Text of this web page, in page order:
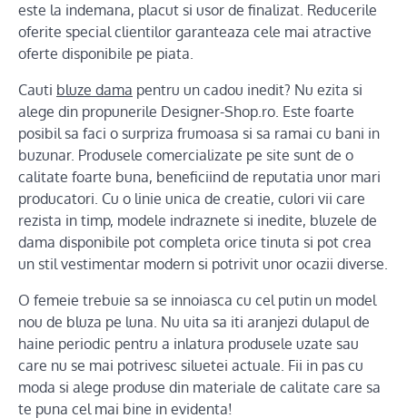
este la indemana, placut si usor de finalizat. Reducerile
oferite special clientilor garanteaza cele mai atractive
oferte disponibile pe piata.
Cauti bluze dama pentru un cadou inedit? Nu ezita si
alege din propunerile Designer-Shop.ro. Este foarte
posibil sa faci o surpriza frumoasa si sa ramai cu bani in
buzunar. Produsele comercializate pe site sunt de o
calitate foarte buna, beneficiind de reputatia unor mari
producatori. Cu o linie unica de creatie, culori vii care
rezista in timp, modele indraznete si inedite, bluzele de
dama disponibile pot completa orice tinuta si pot crea
un stil vestimentar modern si potrivit unor ocazii diverse.
O femeie trebuie sa se innoiasca cu cel putin un model
nou de bluza pe luna. Nu uita sa iti aranjezi dulapul de
haine periodic pentru a inlatura produsele uzate sau
care nu se mai potrivesc siluetei actuale. Fii in pas cu
moda si alege produse din materiale de calitate care sa
te puna cel mai bine in evidenta!